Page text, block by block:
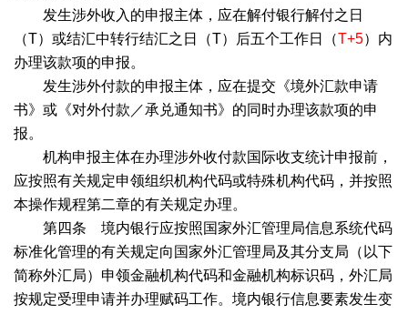
发生涉外收入的申报主体，应在解付银行解付之日
（T）或结汇中转行结汇之日（T）后五个工作日（T+5）内
办理该款项的申报。
发生涉外付款的申报主体，应在提交《境外汇款申请
书》或《对外付款／承兑通知书》的同时办理该款项的申
报。
机构申报主体在办理涉外收付款国际收支统计申报前，
应按照有关规定申领组织机构代码或特殊机构代码，并按照
本操作规程第二章的有关规定办理。
第四条 境内银行应按照国家外汇管理局信息系统代码
标准化管理的有关规定向国家外汇管理局及其分支局（以下
简称外汇局）申领金融机构代码和金融机构标识码，外汇局
按规定受理申请并办理赋码工作。境内银行信息要素发生变